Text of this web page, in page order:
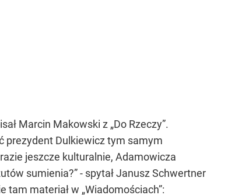
Marcin Makowski z „Do Rzeczy”.
prezydent Dulkiewicz tym samym
jeszcze kulturalnie, Adamowicza
sumienia?” - spytał Janusz Schwertner
tam materiał w „Wiadomościach”: